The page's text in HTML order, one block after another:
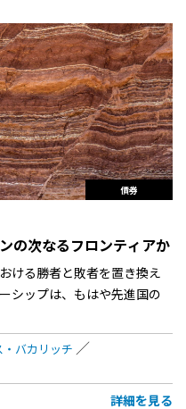
債券
の次なるフロンティアか
ける勝者と敗者を置き換え
シップは、もはや先進国の
バカリッチ
詳細を見る